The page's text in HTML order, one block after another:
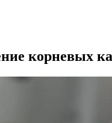
корневых